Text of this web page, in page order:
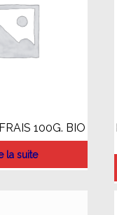
100G. BIO
la suite